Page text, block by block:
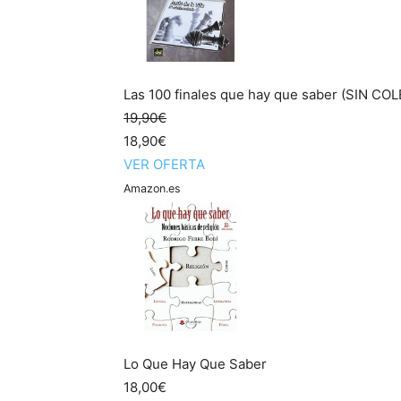
Las 100 finales que hay que saber (SIN
19,90€
18,90€
VER OFERTA
Amazon.es
Lo Que Hay Que Saber
18,00€